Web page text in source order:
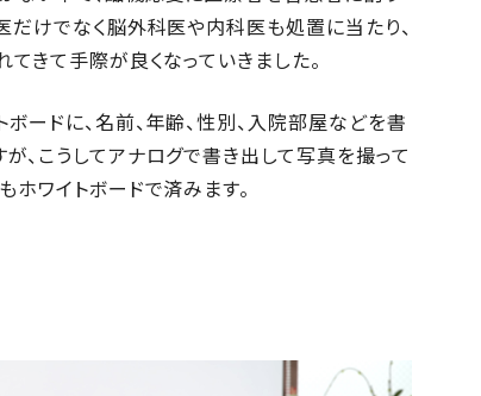
だけでなく脳外科医や内科医も処置に当たり、
きて手際が良くなっていきました。
ードに、名前、年齢、性別、入院部屋などを書
、こうしてアナログで書き出して写真を撮って
ワイトボードで済みます。